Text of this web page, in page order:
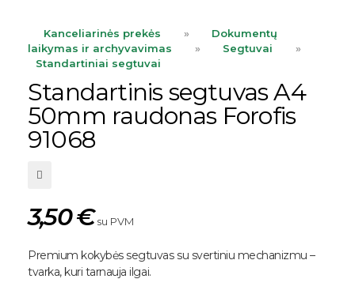
Kanceliarinės prekės »
Dokumentų
laikymas ir archyvavimas
» Segtuvai
»
Standartiniai segtuvai
Standartinis segtuvas A4
50mm raudonas Forofis
91068
3,50€ su PVM
Premium kokybės segtuvas su svertiniu mechanizmu –
tvarka, kuri tarnauja ilgai.